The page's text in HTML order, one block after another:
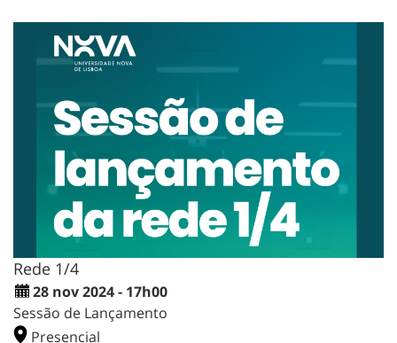
Rede 1/4
28 nov 2024 - 17h00
Sessão de Lançamento
Presencial